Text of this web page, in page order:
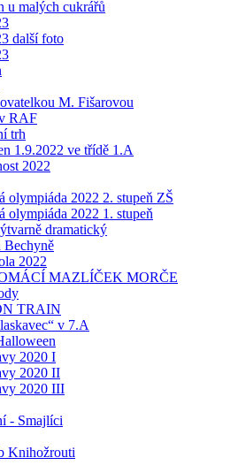
u malých cukrářů
další foto
M. Fišarovou
RAF
trh
1.9.2022 ve třídě 1.A
2022
olympiáda 2022 2. stupeň ZŠ
olympiáda 2022 1. stupeň
dramatický
Bechyně
2022
MAZLÍČEK MORČE
TRAIN
v 7.A
2020 I
2020 II
2020 III
- Smajlíci
Knihožrouti